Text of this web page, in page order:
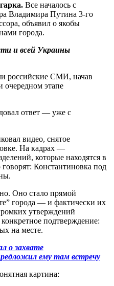
Все началось с
Владимира Путина 3-го
объявил о якобы
города.
и всей Украины
российские СМИ, начав
очередном этапе
ответ — уже с
видео, снятое
На кадрах —
которые находятся в
Константиновка под
Оно стало прямой
города — и фактически их
утверждений
подтверждение:
на месте.
о захвате
ему там встречу
картина: